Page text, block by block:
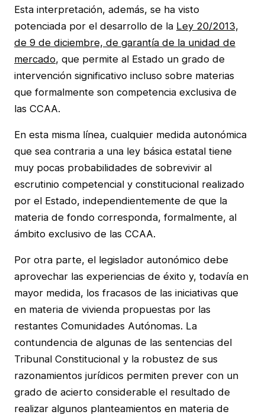
Esta interpretación, además, se ha visto
potenciada por el desarrollo de la Ley 20/2013,
de 9 de diciembre, de garantía de la unidad de
mercado, que permite al Estado un grado de
intervención significativo incluso sobre materias
que formalmente son competencia exclusiva de
las CCAA.
En esta misma línea, cualquier medida autonómica
que sea contraria a una ley básica estatal tiene
muy pocas probabilidades de sobrevivir al
escrutinio competencial y constitucional realizado
por el Estado, independientemente de que la
materia de fondo corresponda, formalmente, al
ámbito exclusivo de las CCAA.
Por otra parte, el legislador autonómico debe
aprovechar las experiencias de éxito y, todavía en
mayor medida, los fracasos de las iniciativas que
en materia de vivienda propuestas por las
restantes Comunidades Autónomas. La
contundencia de algunas de las sentencias del
Tribunal Constitucional y la robustez de sus
razonamientos jurídicos permiten prever con un
grado de acierto considerable el resultado de
realizar algunos planteamientos en materia de